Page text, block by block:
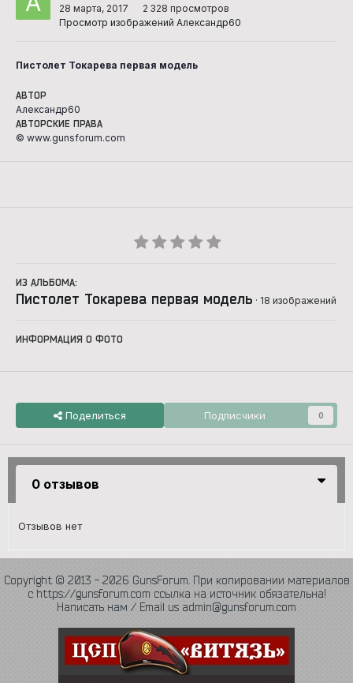
28 марта, 2017
2 328 просмотров
Просмотр изображений Александр60
Пистолет Токарева первая модель
АВТОР
Александр60
АВТОРСКИЕ ПРАВА
© www.gunsforum.com
ИЗ АЛЬБОМА:
Пистолет Токарева первая модель · 18 изображений
ИНФОРМАЦИЯ О ФОТО
Поделиться Подписчики 0
0 отзывов
Отзывов нет
Copyright © 2013 - 2026 GunsForum. При копировании материалов
с https://gunsforum.com ссылка на источник обязательна!
Написать нам / Email us admin@gunsforum.com